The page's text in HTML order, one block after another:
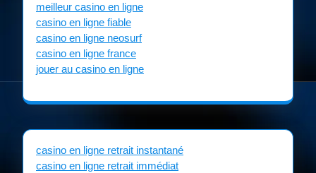
meilleur casino en ligne
casino en ligne fiable
casino en ligne neosurf
casino en ligne france
jouer au casino en ligne
casino en ligne retrait instantané
casino en ligne retrait immédiat